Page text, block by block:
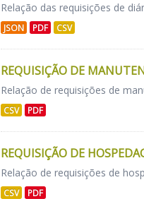
Relação das requisições de
JSON PDF CSV
REQUISIÇÃO DE
Relação de requisições de
CSV PDF
REQUISIÇÃO DE
Relação de requisições de
CSV PDF